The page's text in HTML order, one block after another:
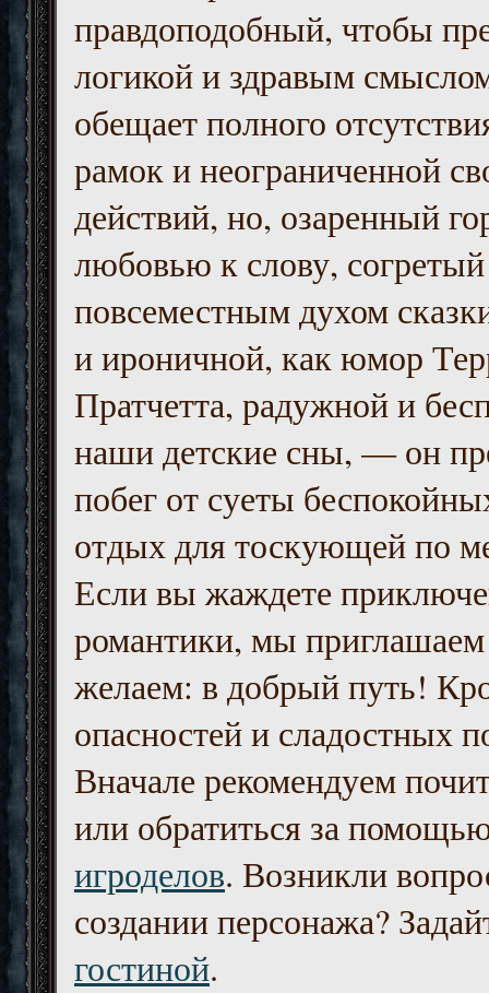
правдоподобный, чтобы
логикой и здравым
обещает полного
рамок и неограниченной
действий, но, озаренный
любовью к слову, согретый
повсеместным духом
и ироничной, как юмор
Пратчетта, радужной и
наши детские сны, — он
побег от суеты
отдых для тоскующей по
Если вы жаждете
романтики, мы приглашаем
желаем: в добрый путь!
опасностей и сладостных
Вначале рекомендуем
или обратиться за
игроделов. Возникли
создании персонажа?
гостиной.